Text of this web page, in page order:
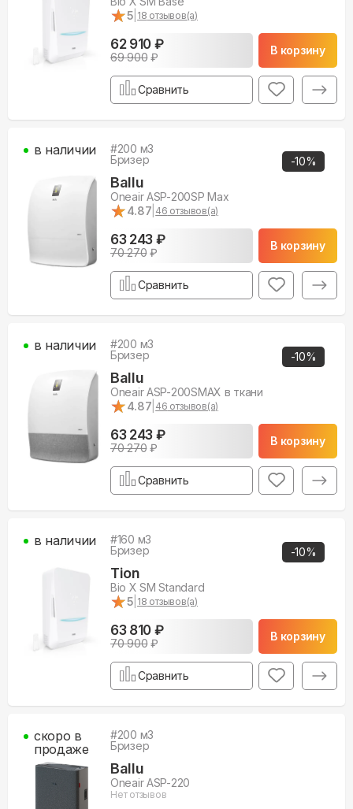
★
★5 18 отзывов(а)
62 910 ₽
69 900₽
В корзину
Сравнить
-10%
#200 м3
Бризер
Ballu
Oneair ASP-200SP Max
★
★4.87 46 отзывов(а)
63 243 ₽
70 270₽
В корзину
в наличии
Сравнить
-10%
#200 м3
Бризер
Ballu
Oneair ASP-200SMAX в ткани
★
★4.87 46 отзывов(а)
63 243 ₽
70 270₽
В корзину
в наличии
Сравнить
-10%
#160 м3
Бризер
Tion
Bio X SM Standard
★
★5 18 отзывов(а)
63 810 ₽
70 900₽
В корзину
в наличии
Сравнить
#200 м3
Бризер
Ballu
Oneair ASP-220
Нет отзывов
скоро в
продаже